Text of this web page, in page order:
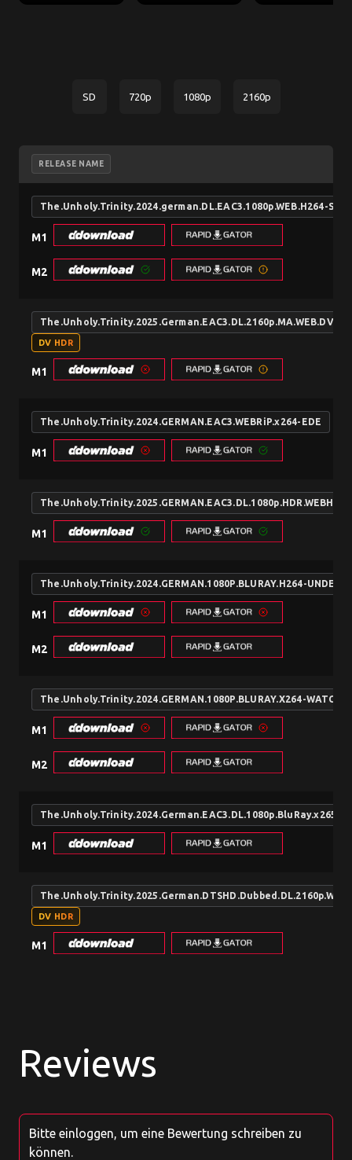
SD 720p 1080p 2160p
RELEASE NAME
The.Unholy.Trinity.2024.german.DL.EAC3.1080p.WEB.H264-
M1
M2
DV HDR
M1
The.Unholy.Trinity.2024.GERMAN.EAC3.WEBRiP.x264-EDE
M1
M1
The.Unholy.Trinity.2024.GERMAN.1080P.BLURAY.H264-
M1
M2
The.Unholy.Trinity.2024.GERMAN.1080P.BLURAY.X264-
M1
M2
The.Unholy.Trinity.2024.German.EAC3.DL.1080p.BluRay.x265-
M1
DV HDR
M1
Reviews
Bitte einloggen, um eine Bewertung schreiben zu
können.